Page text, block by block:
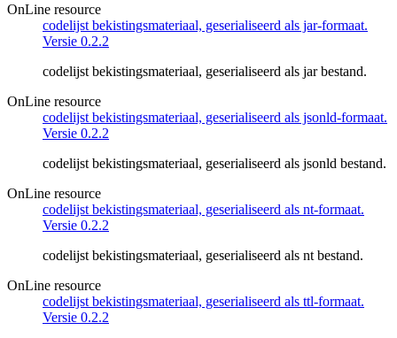
OnLine resource
codelijst bekistingsmateriaal, geserialiseerd als jar-formaat.
Versie 0.2.2
codelijst bekistingsmateriaal, geserialiseerd als jar bestand.
OnLine resource
codelijst bekistingsmateriaal, geserialiseerd als jsonld-formaat.
Versie 0.2.2
codelijst bekistingsmateriaal, geserialiseerd als jsonld bestand.
OnLine resource
codelijst bekistingsmateriaal, geserialiseerd als nt-formaat.
Versie 0.2.2
codelijst bekistingsmateriaal, geserialiseerd als nt bestand.
OnLine resource
codelijst bekistingsmateriaal, geserialiseerd als ttl-formaat.
Versie 0.2.2